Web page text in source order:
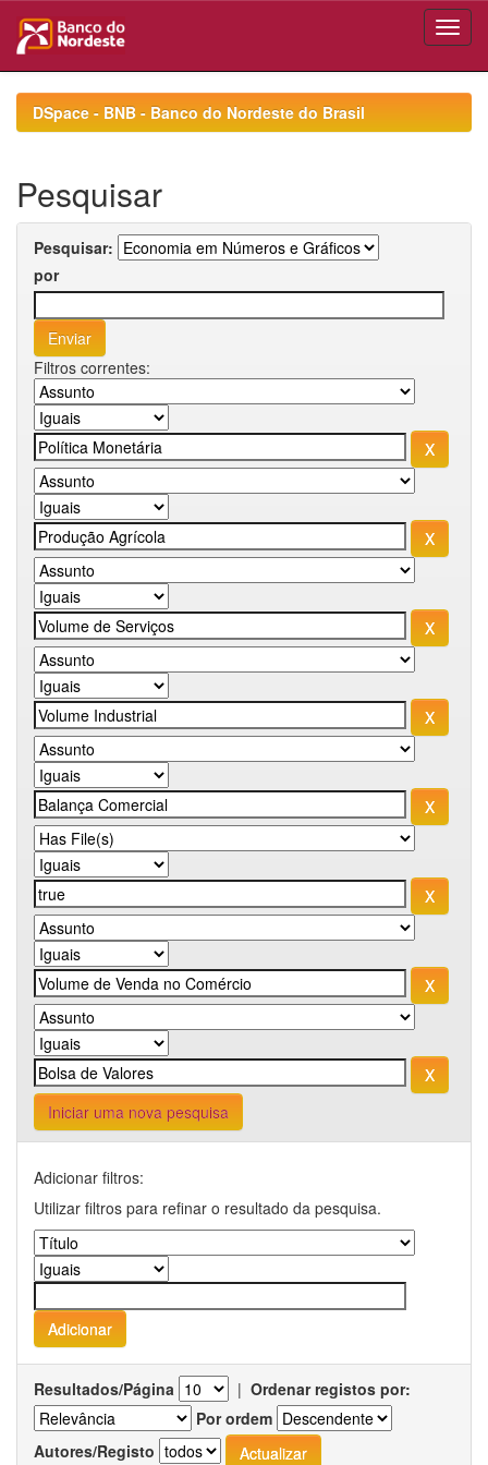
navigationDSpace - BNB - Banco do Nordeste do Brasil
Pesquisar
Pesquisar:
por
Filtros correntes:
Iniciar uma nova pesquisa
Adicionar filtros:
Utilizar filtros para refinar o resultado da pesquisa.
Resultados/Página | Ordenar registos por:
Por ordem
Autores/Registo